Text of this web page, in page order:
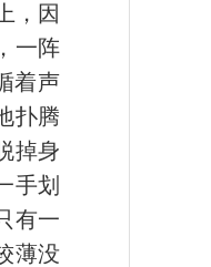
，因
一阵
着声
扑腾
掉身
手划
有一
薄没